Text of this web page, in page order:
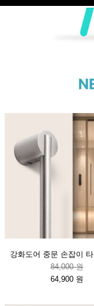
강화도어 중문 손잡이
84,000 원
64,900 원